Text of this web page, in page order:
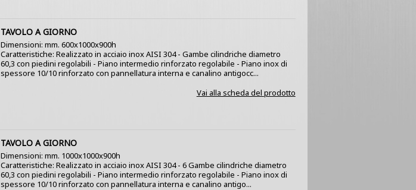
TAVOLO A GIORNO
Dimensioni: mm. 600x1000x900h
Caratteristiche: Realizzato in acciaio inox AISI 304 - Gambe cilindriche diametro
60,3 con piedini regolabili - Piano intermedio rinforzato regolabile - Piano inox di
spessore 10/10 rinforzato con pannellatura interna e canalino antigocc...
Vai alla scheda del prodotto
TAVOLO A GIORNO
Dimensioni: mm. 1000x1000x900h
Caratteristiche: Realizzato in acciaio inox AISI 304 - 6 Gambe cilindriche diametro
60,3 con piedini regolabili - Piano intermedio rinforzato regolabile - Piano inox di
spessore 10/10 rinforzato con pannellatura interna e canalino antigo...